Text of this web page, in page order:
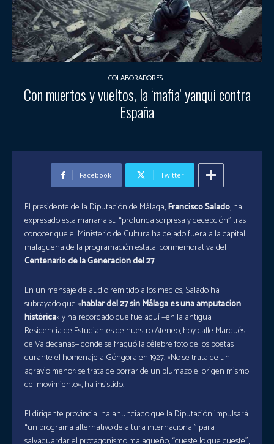
COLABORADORES
Con muertos y vueltos, la ‘mafia’ yanqui contra
España
Facebook Twitter
El presidente de la Diputación de Málaga, ⁣Francisco Salado, ha
expresado esta mañana su “profunda sorpresa y decepción” tras
conocer que el Ministerio de Cultura ha dejado fuera a la capital
malagueña de la programación estatal conmemorativa del
Centenario de la Generación del 27.
En un mensaje de audio remitido a los medios, Salado ha
subrayado que «hablar del 27 sin Málaga es una amputación
histórica» y ha recordado que fue aquí —en la antigua
Residencia de Estudiantes de nuestro Ateneo, hoy calle Marqués
de Valdecañas— donde se fraguó la célebre foto de los poetas
durante el homenaje a Góngora en 1927. «No se trata de un
agravio menor; se trata de borrar de un plumazo el origen mismo
del movimiento», ha insistido.
El dirigente provincial ha anunciado que la Diputación impulsará
“un programa alternativo de altura internacional” para